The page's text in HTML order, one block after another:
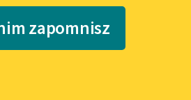
Katalog
Katalog w formacie PDF
zapomnisz